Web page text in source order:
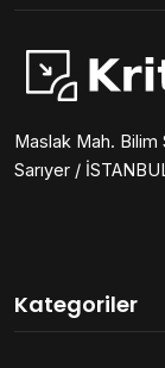
Maslak Mah. Bilim
Sarıyer /
Kategoriler